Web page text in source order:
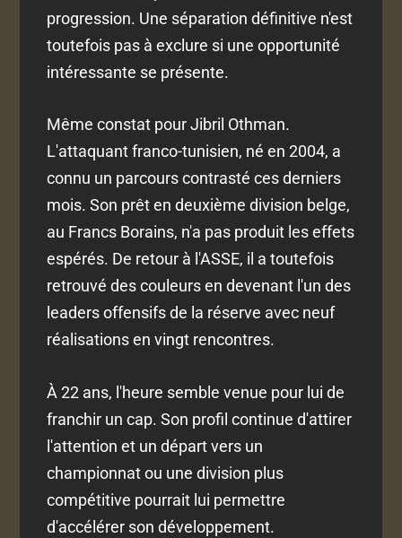
progression. Une séparation définitive n'est
toutefois pas à exclure si une opportunité
intéressante se présente.
Même constat pour Jibril Othman.
L'attaquant franco-tunisien, né en 2004, a
connu un parcours contrasté ces derniers
mois. Son prêt en deuxième division belge,
au Francs Borains, n'a pas produit les effets
espérés. De retour à l'ASSE, il a toutefois
retrouvé des couleurs en devenant l'un des
leaders offensifs de la réserve avec neuf
réalisations en vingt rencontres.
À 22 ans, l'heure semble venue pour lui de
franchir un cap. Son profil continue d'attirer
l'attention et un départ vers un
championnat ou une division plus
compétitive pourrait lui permettre
d'accélérer son développement.